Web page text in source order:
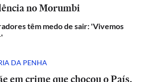
no Morumbi
têm medo de sair: 'Vivemos
DA PENHA
em crime que chocou o País.